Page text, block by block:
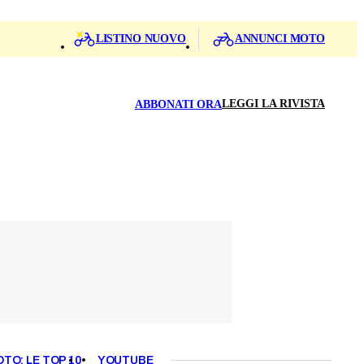
LISTINO NUOVO ANNUNCI MOTO
ABBONATI ORALEGGI LA RIVISTA
LE TOP 10 YOUTUBE